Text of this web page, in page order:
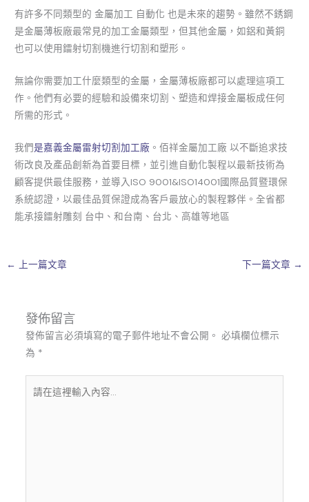
有許多不同類型的 金屬加工 自動化 也是未來的趨勢。雖然不銹鋼
是金屬薄板廠最常見的加工金屬類型，但其他金屬，如鋁和黃銅
也可以使用鐳射切割機進行切割和塑形。
無論你需要加工什麼類型的金屬，金屬薄板廠都可以處理這項工
作。他們有必要的經驗和設備來切割、塑造和焊接金屬板成任何
所需的形式。
我們是嘉義金屬雷射切割加工廠 。佰祥金屬加工廠 以不斷追求技
術改良及產品創新為首要目標，並引進自動化製程以最新技術為
顧客提供最佳服務，並導入ISO 9001&ISO14001國際品質暨環保
系統認證，以最佳品質保證成為客戶最放心的製程夥伴。全省都
能承接鐳射雕刻 台中、和台南、台北、高雄等地區
← 上一篇文章 下一篇文章 →
發佈留言
發佈留言必須填寫的電子郵件地址不會公開。 必填欄位標示
為 *
在